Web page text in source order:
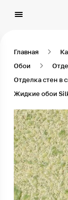
Главная
Обои
Отделка стен в